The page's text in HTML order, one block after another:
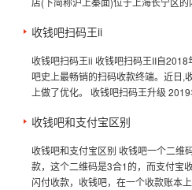
收钱吧扫码王ii
收钱吧扫码王ii 收钱吧扫码王II自
吧史上最畅销的扫码收款终端。近日,
上做了优化。 收钱吧扫码王升级
收钱吧和支付宝区别
收钱吧和支付宝区别 收钱吧一个二维
款，这个二维码是3合1的，而支付宝
闪付收款，收钱吧，在一个收款账本